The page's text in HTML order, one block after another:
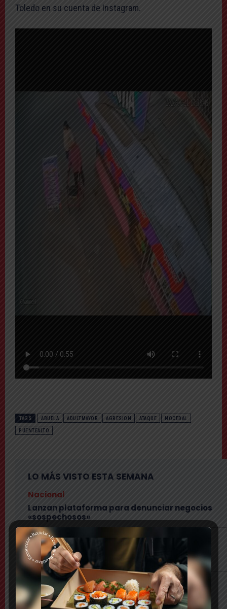
Toledo en su cuenta de Instagram.
TAGS ABUELA ADULTMAYOR AGRESION ATAQUE NOCEDAL
PUENTEALTO
LO MÁS VISTO ESTA SEMANA
Nacional
Lanzan plataforma para denunciar negocios
«sospechosos»
Comuna
Municipio presenta mapa de daños viales y
anuncia plan integral de pavimentación
Comuna
Delincuentes realizan violento turbazo en
Puente Alto y disparan al aire tras alerta de